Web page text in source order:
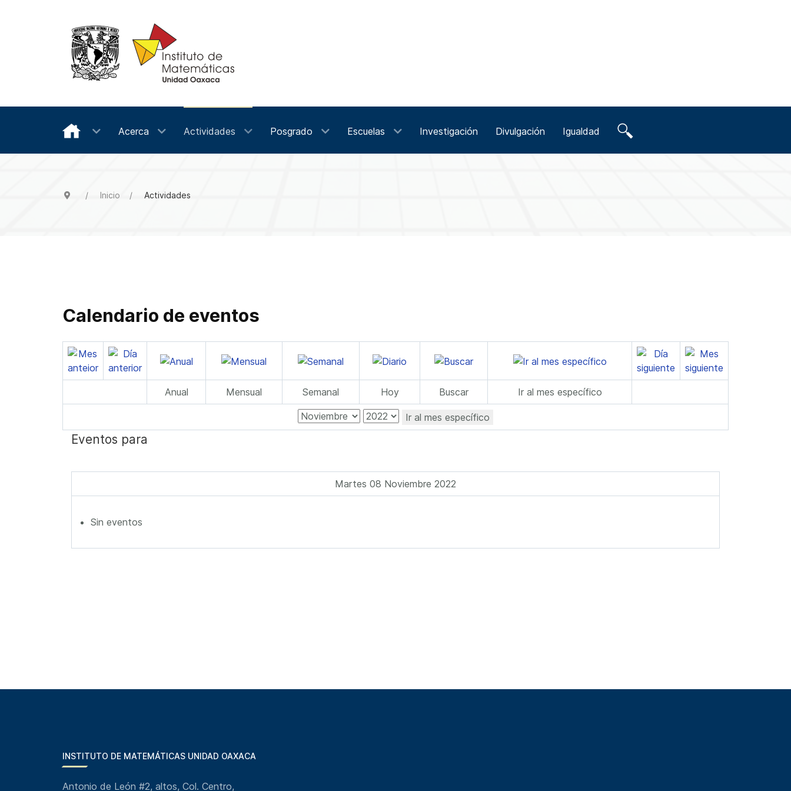
Acerca Actividades Posgrado Escuelas Investigación Divulgación Igualdad
Inicio Actividades
Calendario de eventos
Anual Mensual Semanal Hoy Buscar Ir al mes específico
Ir al mes específico
Eventos para
Martes 08 Noviembre 2022
Sin eventos
INSTITUTO DE MATEMÁTICAS UNIDAD OAXACA
Antonio de León #2, altos, Col. Centro,